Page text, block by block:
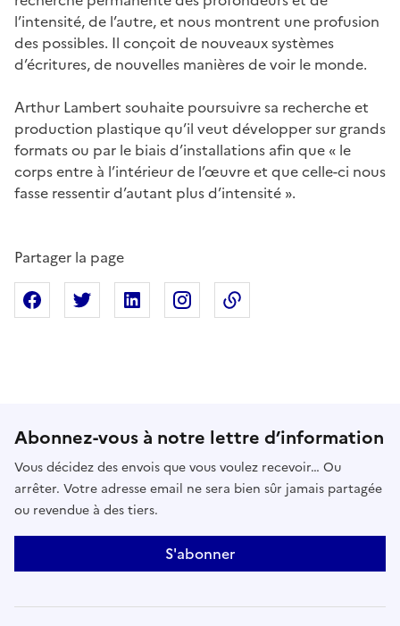
l’intensité, de l’autre, et nous montrent une profusion
des possibles. Il conçoit de nouveaux systèmes
d’écritures, de nouvelles manières de voir le monde.
Arthur Lambert souhaite poursuivre sa recherche et
production plastique qu’il veut développer sur grands
formats ou par le biais d’installations afin que « le
corps entre à l’intérieur de l’œuvre et que celle-ci nous
fasse ressentir d’autant plus d’intensité ».
Partager la page
Partager sur Facebook
Partager sur XPartager sur Linkedin
Partager sur Instagram
Abonnez-vous à notre lettre d’information
Vous décidez des envois que vous voulez recevoir… Ou
arrêter. Votre adresse email ne sera bien sûr jamais partagée
ou revendue à des tiers.
S'abonner